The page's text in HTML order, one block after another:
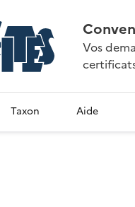
Vos
Taxon Aide